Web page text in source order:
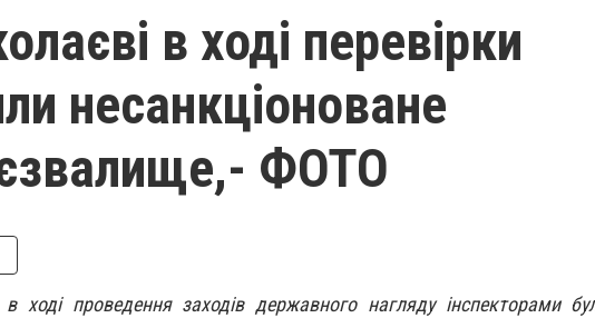
в ході перевірки
несанкціоноване
ФОТО
ході проведення заходів державного нагляду інспекторами